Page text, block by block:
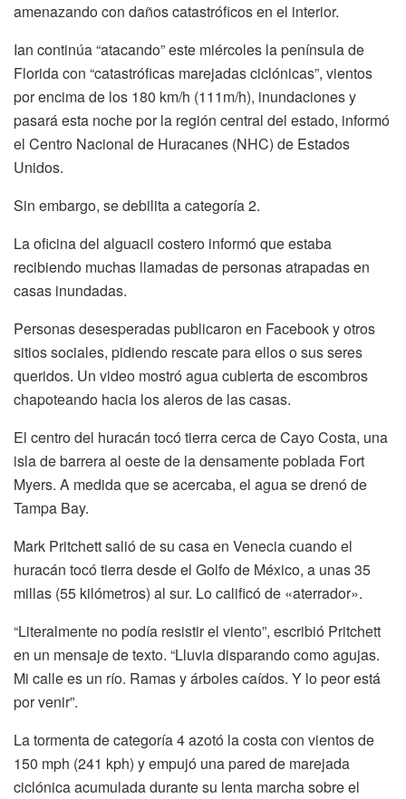
amenazando con daños catastróficos en el interior.
Ian continúa “atacando” este miércoles la península de
Florida con “catastróficas marejadas ciclónicas”, vientos
por encima de los 180 km/h (111m/h), inundaciones y
pasará esta noche por la región central del estado, informó
el Centro Nacional de Huracanes (NHC) de Estados
Unidos.
Sin embargo, se debilita a categoría 2.
La oficina del alguacil costero informó que estaba
recibiendo muchas llamadas de personas atrapadas en
casas inundadas.
Personas desesperadas publicaron en Facebook y otros
sitios sociales, pidiendo rescate para ellos o sus seres
queridos. Un video mostró agua cubierta de escombros
chapoteando hacia los aleros de las casas.
El centro del huracán tocó tierra cerca de Cayo Costa, una
isla de barrera al oeste de la densamente poblada Fort
Myers. A medida que se acercaba, el agua se drenó de
Tampa Bay.
Mark Pritchett salió de su casa en Venecia cuando el
huracán tocó tierra desde el Golfo de México, a unas 35
millas (55 kilómetros) al sur. Lo calificó de «aterrador».
“Literalmente no podía resistir el viento”, escribió Pritchett
en un mensaje de texto. “Lluvia disparando como agujas.
Mi calle es un río. Ramas y árboles caídos. Y lo peor está
por venir”.
La tormenta de categoría 4 azotó la costa con vientos de
150 mph (241 kph) y empujó una pared de marejada
ciclónica acumulada durante su lenta marcha sobre el